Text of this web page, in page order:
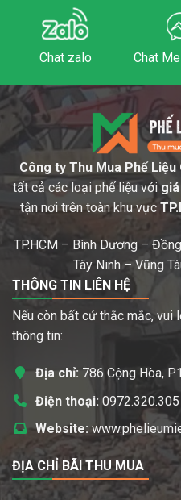
Chat zalo Chat
Công ty Thu Mua Phế Liệu
tất cả các loại phế liệu với
tận nơi trên toàn khu vực
TP.HCM – Bình Dương –
Tây Ninh – Vũng
THÔNG TIN LIÊN HỆ
Nếu còn bất cứ thắc mắc, vui
thông tin:
Địa chỉ: 786 Cộng Hòa,
Điện thoại: 0972.320.305
Website:
ĐỊA CHỈ BÃI THU MUA